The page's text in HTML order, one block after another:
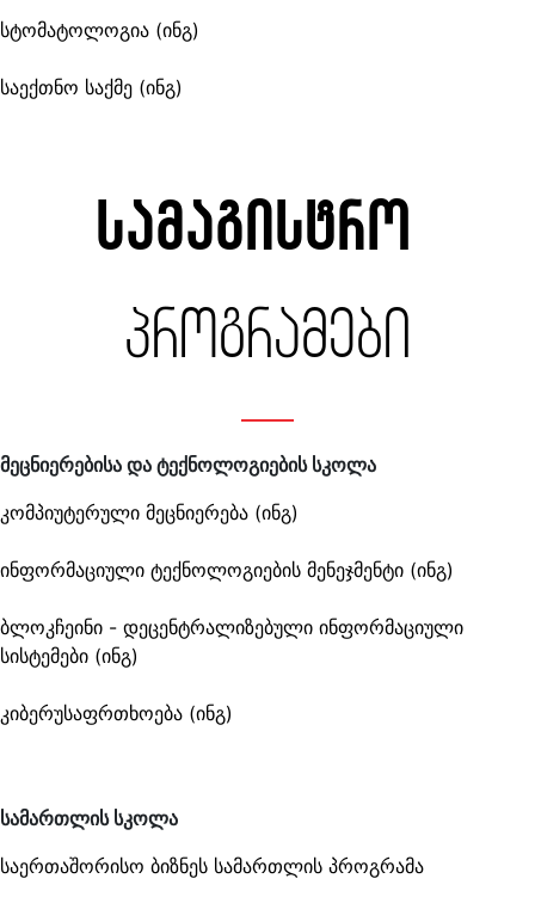
სტომატოლოგია (ინგ)
საექთნო საქმე (ინგ)
სამაგისტრო
პროგრამები
მეცნიერებისა და ტექნოლოგიების სკოლა
კომპიუტერული მეცნიერება (ინგ)
ინფორმაციული ტექნოლოგიების მენეჯმენტი (ინგ)
ბლოკჩეინი - დეცენტრალიზებული ინფორმაციული
სისტემები (ინგ)
კიბერუსაფრთხოება (ინგ)
სამართლის სკოლა
საერთაშორისო ბიზნეს სამართლის პროგრამა